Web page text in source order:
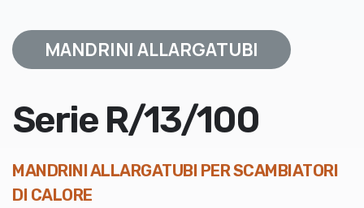
MANDRINI ALLARGATUBI
Serie R/13/100
MANDRINI ALLARGATUBI PER SCAMBIATORI
DI CALORE